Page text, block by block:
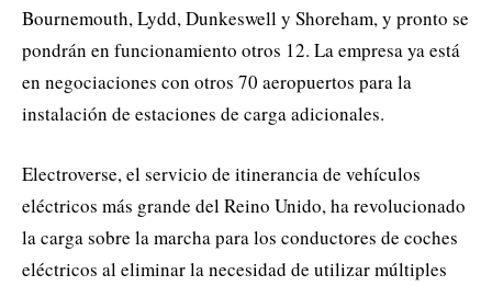
Bournemouth, Lydd, Dunkeswell y Shoreham, y pronto se
pondrán en funcionamiento otros 12. La empresa ya está
en negociaciones con otros 70 aeropuertos para la
instalación de estaciones de carga adicionales.
Electroverse, el servicio de itinerancia de vehículos
eléctricos más grande del Reino Unido, ha revolucionado
la carga sobre la marcha para los conductores de coches
eléctricos al eliminar la necesidad de utilizar múltiples